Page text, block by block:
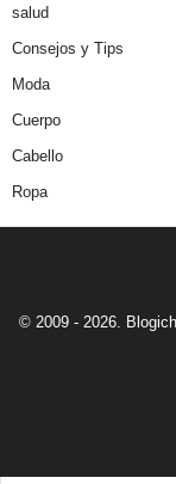
salud
Consejos y Tips
Moda
Cuerpo
Cabello
Ropa
© 2009 - 2026.